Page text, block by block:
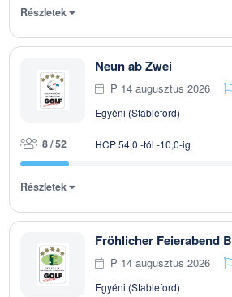
Részletek
Neun ab Zwei
P 14 augusztus 2026
Egyéni (Stableford)
8 / 52 HCP 54,0 -tól -10,0-ig
Részletek
Fröhlicher Feierabend B
P 14 augusztus 2026
Egyéni (Stableford)